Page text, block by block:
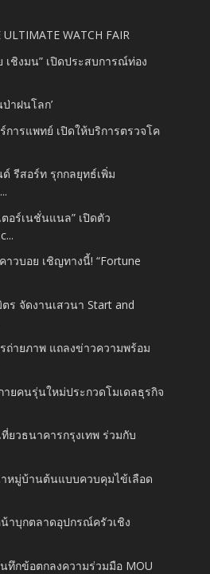
ULTIMATE WATCH FAIR
เชิงมน” เปิดประสบการณ์ท่อง
าฝนโลก’
การแพทย์ เปิดให้บริการตรวจโค
ด์ รีสอร์ท รุกกลยุทธ์เพิ่ม
ตอร์เนชั่นแนล” เปิดตัว
าวบอย เชิญทางนี้! “Fortune
ร จัดงานเสวนา Start and
ถ่ายภาพ แถลงข่าวความพร้อม
ยคนรุ่นใหม่ประกวดโมเดลธุรกิจ
ยวธนาคารกรุงเทพ ร่วมกับ
หมู่บ้านต้นแบบควบคุมไข้เลือด
าบุกตลาดอุปกรณ์ครัวเชิง
ทึกข้อตกลงความร่วมมือ MOU